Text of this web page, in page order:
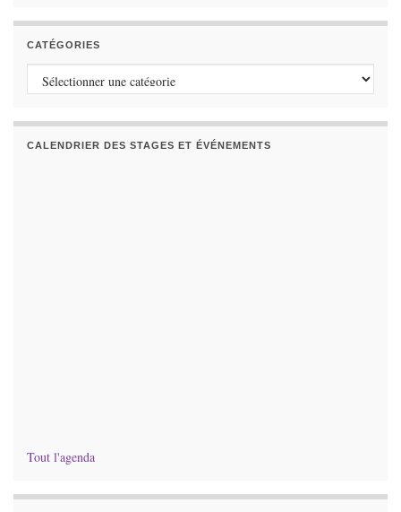
CATÉGORIES
Catégories
CALENDRIER DES STAGES ET ÉVÉNEMENTS
Tout l'agenda